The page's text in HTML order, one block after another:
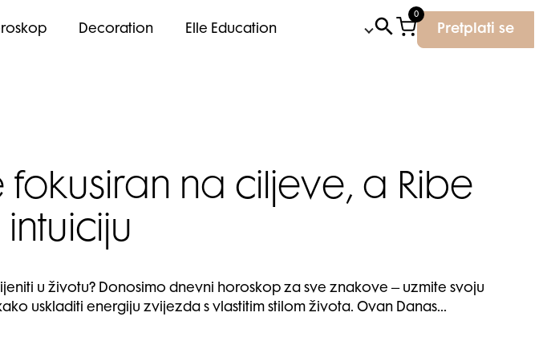
Decoration Elle Education
0
Pretplati se
na ciljeve, a Ribe
u životu? Donosimo dnevni horoskop za sve znakove – uzmite svoju
uskladiti energiju zvijezda s vlastitim stilom života. Ovan Danas…